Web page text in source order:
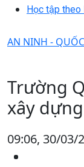
Học tập theo
AN NINH -
Trường
xây
09:06, 30/03/